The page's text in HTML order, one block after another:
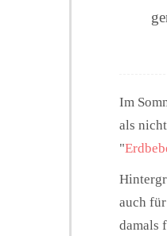
Im
als
"
auch
damals